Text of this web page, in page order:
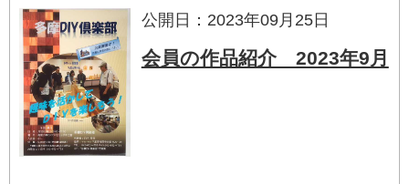
公開日：2023年09月25日
会員の作品紹介 2023年9月